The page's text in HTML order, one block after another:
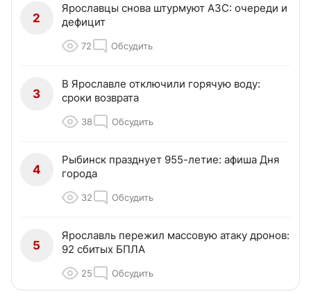
2
Ярославцы снова штурмуют АЗС: очереди и
дефицит
72 Обсудить
3
В Ярославле отключили горячую воду:
сроки возврата
38 Обсудить
4
Рыбинск празднует 955-летие: афиша Дня
города
32 Обсудить
5
Ярославль пережил массовую атаку дронов:
92 сбитых БПЛА
25 Обсудить